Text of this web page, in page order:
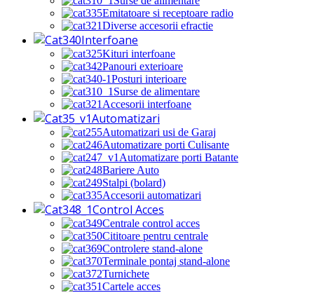
Emitatoare si receptoare radio
Diverse accesorii efractie
Interfoane
Kituri interfoane
Panouri exterioare
Posturi interioare
Surse de alimentare
Accesorii interfoane
Automatizari
Automatizari usi de Garaj
Automatizare porti Culisante
Automatizare porti Batante
Bariere Auto
Stalpi (bolard)
Accesorii automatizari
Control Acces
Centrale control acces
Cititoare pentru centrale
Controlere stand-alone
Terminale pontaj stand-alone
Turnichete
Cartele acces